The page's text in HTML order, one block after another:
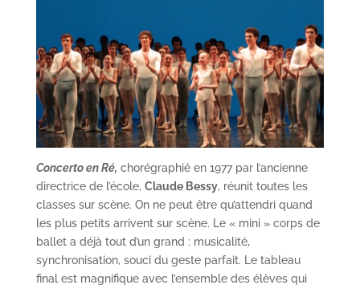
Concerto en Ré, chorégraphié en 1977 par l’ancienne
directrice de l’école, Claude Bessy, réunit toutes les
classes sur scène. On ne peut être qu’attendri quand
les plus petits arrivent sur scène. Le « mini » corps de
ballet a déjà tout d’un grand : musicalité,
synchronisation, souci du geste parfait. Le tableau
final est magnifique avec l’ensemble des élèves qui